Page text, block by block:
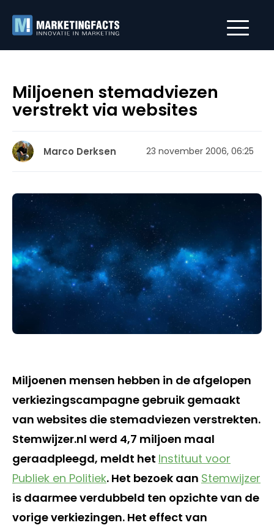
Miljoenen stemadviezen
verstrekt via websites
Marco Derksen 23 november 2006, 06:25
Miljoenen mensen hebben in de afgelopen
verkiezingscampagne gebruik gemaakt
van websites die stemadviezen verstrekten.
Stemwijzer.nl werd 4,7 miljoen maal
geraadpleegd, meldt het Instituut voor
Publiek en Politiek. Het bezoek aan Stemwijzer
is daarmee verdubbeld ten opzichte van de
vorige verkiezingen. Het effect van